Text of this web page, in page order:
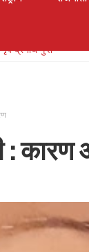
से सम्मानित
: